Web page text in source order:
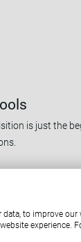
is just the
Service
to improve our
experience.